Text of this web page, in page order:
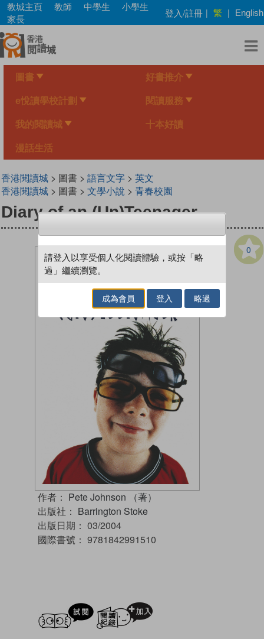
Skip
main
content
教城主頁 教師 中學生
小學生
家長
登入/註冊 | 繁 | English
圖書 好書推介
e悅讀學校計劃 閱讀服務
我的閱讀城 十本好讀
漫話生活
香港閱讀城> 圖書 > 語言文字> 英文
香港閱讀城> 圖書 > 文學小說 > 青春校園
Diary of an (Un)Teenager
0
作者： Pete Johnson （著）
出版社： Barrington Stoke
出版日期： 03/2004
國際書號： 9781842991510
試閲
請登入以享受個人化閱讀體驗，或按「略
過」繼續瀏覽。
成為會員 登入 略過